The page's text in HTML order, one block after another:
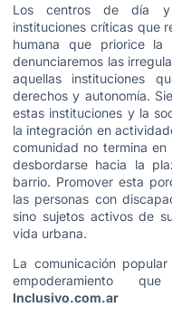
Los centros de día y
instituciones críticas que
humana que priorice
denunciaremos las
aquellas instituciones
derechos y autonomía.
estas instituciones y la
la integración en
comunidad no termina
desbordarse hacia la
barrio. Promover esta
las personas con
sino sujetos activos de
vida urbana.
La comunicación
empoderamiento
Inclusivo.com.ar